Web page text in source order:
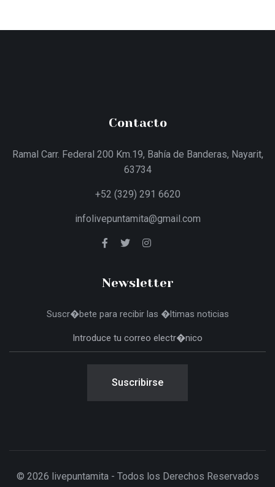
Contacto
Ramal Carr. Federal 200 Km.19, Bahía de Banderas, Nayarit,
63734
+52 (329) 291 6620
infolivepuntamita@gmail.com
Newsletter
Suscr�bete para recibir las �ltimas noticias
Suscribirse
© 2026 livepuntamita - Todos los Derechos Reservados